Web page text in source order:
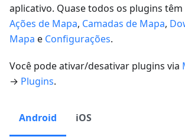
aplicativo. Quase todos os plugins
Ações de Mapa, Camadas de Mapa,
Mapa e Configurações.
Você pode ativar/desativar plugins via
→ Plugins.
Android iOS